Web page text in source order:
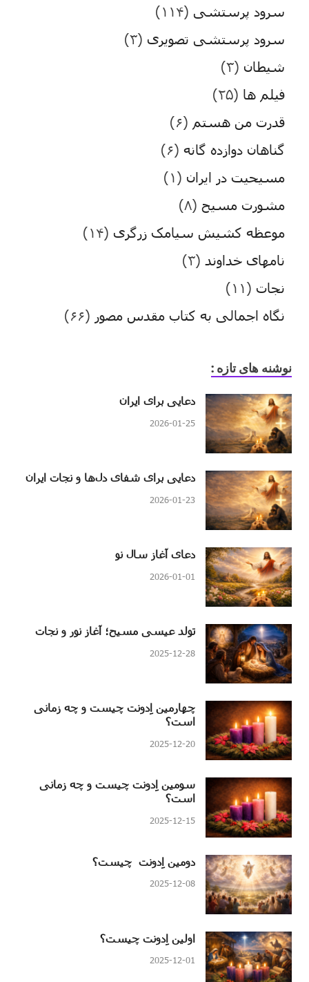
سرود پرستشی (۱۱۴)
سرود پرستشی تصویری (۳)
شیطان (۳)
فیلم ها (۲۵)
قدرت من هستم (۶)
گناهان دوازده گانه (۶)
مسیحیت در ایران (۱)
مشورت مسیح (۸)
موعظه کشیش سیامک زرگری (۱۴)
نامهای خداوند (۳)
نجات (۱۱)
نگاه اجمالی به کتاب مقدس مصور (۶۶)
نوشنه های تازه :
دعایی برای ایران
2026-01-25
دعایی برای شفای دل‌ها و نجات ایران
2026-01-23
دعای آغاز سال نو
2026-01-01
تولد عیسی مسیح؛ آغاز نور و نجات
2025-12-28
چهارمین اِدونت چیست و چه زمانی
است؟
2025-12-20
سومین اِدونت چیست و چه زمانی
است؟
2025-12-15
دومین اِدونت چیست؟
2025-12-08
اولین اِدونت چیست؟
2025-12-01